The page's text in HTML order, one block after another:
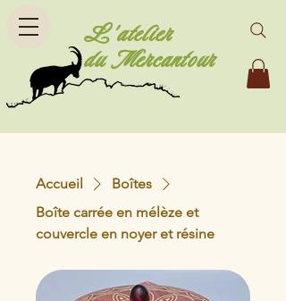
L'atelier
du Mercantour
Accueil
Boîtes
Boîte carrée en mélèze et
couvercle en noyer et résine